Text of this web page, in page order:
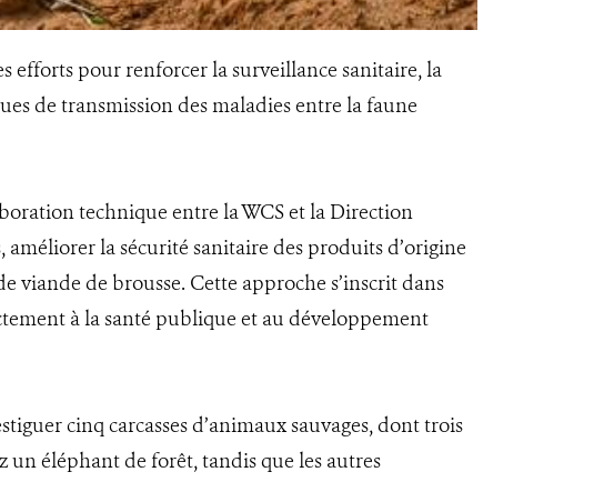
efforts pour renforcer la surveillance sanitaire, la
de transmission des maladies entre la faune
technique entre la WCS et la Direction
améliorer la sécurité sanitaire des produits d’origine
de brousse. Cette approche s’inscrit dans
à la santé publique et au développement
cinq carcasses d’animaux sauvages, dont trois
un éléphant de forêt, tandis que les autres